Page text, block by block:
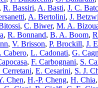
, R. Bassiri, A. Basti, J. C.
, A. Bertolini, J.
, C. Biwer, M. A.
, R. Bonnand, B. A. Boom,
, V. Brisson, P. Brockill, J.
Cabero, L. Cadonati, G.
, F. Carbognani, S.
Cerretani, E. Cesarini, S. J.
Chen, H.-P. Cheng, H. Chia,